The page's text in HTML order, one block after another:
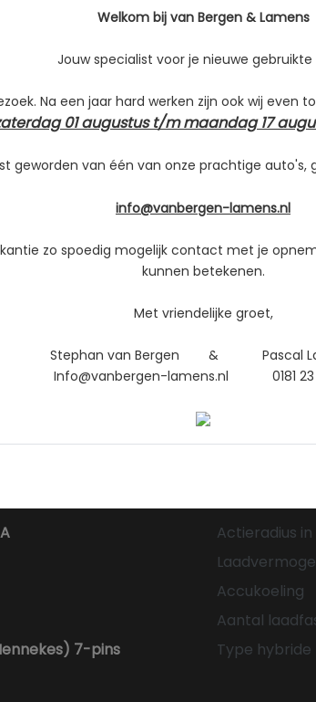
Aantal cilinders
Topsnelheid
Acceleratie
Maximum
Actieradius in
Accukoeling
Aantal
7-pins Type hybride
Welkom bij van Bergen & Lamens
Jouw specialist voor je nieuwe
Na een jaar hard werken zijn ook wij even
01 augustus t/m maandag 17
geworden van één van onze prachtige auto's,
info@vanbergen-lamens.nl
zo spoedig mogelijk contact met je
kunnen betekenen.
Met vriendelijke groet,
Stephan van Bergen & Pascal
Info@vanbergen-lamens.nl 0181 23